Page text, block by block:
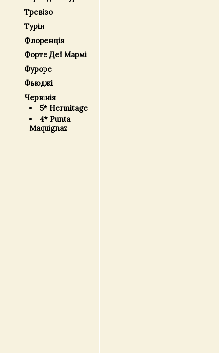
Тревізо
Турін
Флоренція
Форте Деї Мармі
Фуроре
Фьюджі
Червінія
5* Hermitage
4* Punta
Maquignaz